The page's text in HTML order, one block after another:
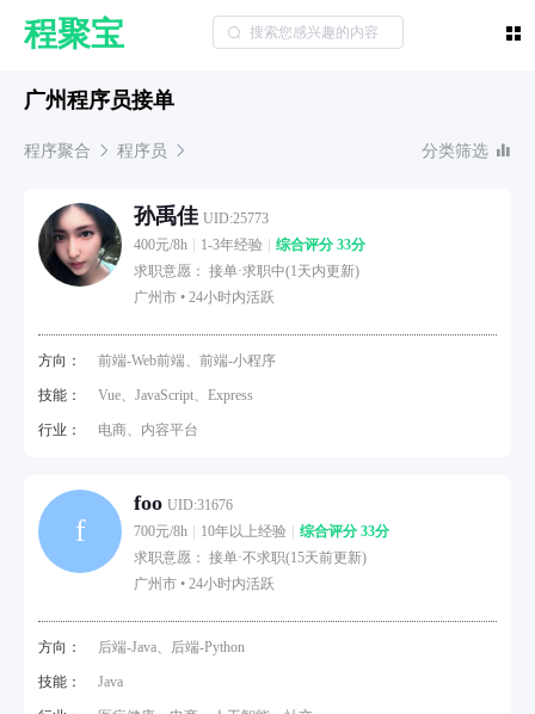
程聚宝
广州程序员接单
程序聚合 程序员 分类筛选
孙禹佳 UID:25773
400元/8h
1-3年经验
综合评分 33分
求职意愿： 接单·求职中(1天内更新)
广州市 • 24小时内活跃
方向： 前端-Web前端、前端-小程序
技能： Vue、JavaScript、Express
行业： 电商、内容平台
f
foo UID:31676
700元/8h
10年以上经验
综合评分 33分
求职意愿： 接单·不求职(15天前更新)
广州市 • 24小时内活跃
方向： 后端-Java、后端-Python
技能： Java